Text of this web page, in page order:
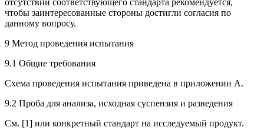
чтобы заинтересованные стороны достигли согласия по
данному вопросу.
9 Метод проведения испытания
9.1 Общие требования
Схема проведения испытания приведена в приложении А.
9.2 Проба для анализа, исходная суспензия и разведения
См. [1] или конкретный стандарт на исследуемый продукт.